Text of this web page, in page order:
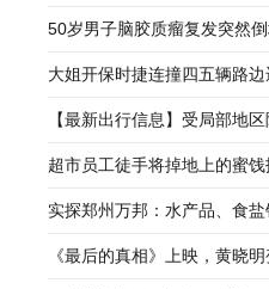
业整顿 店长免职
50岁男子脑胶质瘤复发突然
切“救人模式”
大姐开保时捷连撞四五辆路
下车连车牌号都记不清了
【最新出行信息】受局部地
铁路郑州局集团有限公司部分
超市员工徒手将掉地上的蜜饯
已知道此事，正在处理
实探郑州万邦：水产品、食
近期是销售高峰
《最后的真相》上映，黄晓